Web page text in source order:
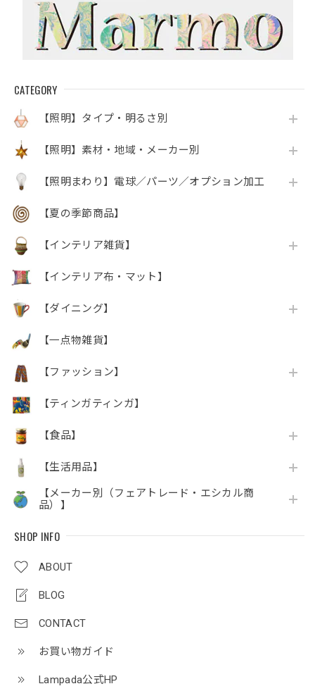
CATEGORY
【照明】タイプ・明るさ別
【照明】素材・地域・メーカー別
【照明まわり】電球／パーツ／オプション加工
【夏の季節商品】
【インテリア雑貨】
【インテリア布・マット】
【ダイニング】
【一点物雑貨】
【ファッション】
【ティンガティンガ】
【食品】
【生活用品】
【メーカー別（フェアトレード・エシカル商
品）】
SHOP INFO
ABOUT
BLOG
CONTACT
お買い物ガイド
Lampada公式HP